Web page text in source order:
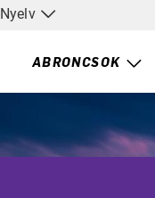
Nyelv
ABRONCSOK